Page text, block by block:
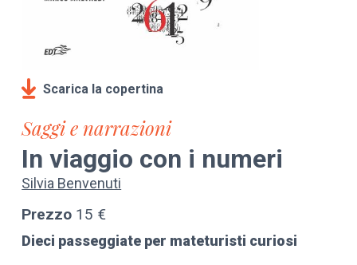
Scarica la copertina
Saggi e narrazioni
In viaggio con i numeri
Silvia Benvenuti
Prezzo 15 €
Dieci passeggiate per mateturisti curiosi